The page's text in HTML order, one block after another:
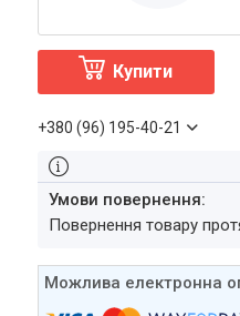
Купити
+380 (96) 195-40-21
повернення товару